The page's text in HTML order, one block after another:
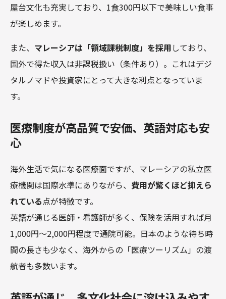
屋台文化も充実しており、1食300円以下で美味しい食事
が楽しめます。
また、 マレーシアは「領域課税制度」を採用しており、
国外で得た収入は非課税扱い（条件あり）。これはデジ
タルノマドや投資家にとって大きな利点となっていま
す。
医療制度が高品質で安価、英語対応も安
心
海外生活で気になる医療面ですが、マレーシアの私立医
療機関は国際水準にありながら、 費用が驚くほど抑えら
れている点が特徴です。
英語が通じる医師・看護師が多く、保険を活用すれば月
1,000円～2,000円程度で通院可能。日本のような待ち時
間の長さも少なく、海外からの「医療ツーリズム」の渡
航者も多数います。